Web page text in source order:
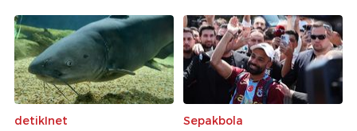
detikInet
Sepakbola